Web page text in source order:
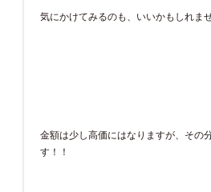
気にかけてみるのも、いいかもしれま
金額は少し高価にはなりますが、その
す！！